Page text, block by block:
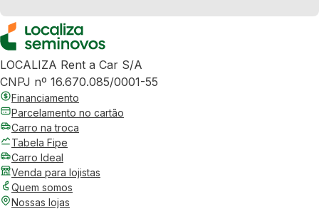
LOCALIZA Rent a Car S/A
CNPJ nº 16.670.085/0001-55
Financiamento
Parcelamento no cartão
Carro na troca
Tabela Fipe
Carro Ideal
Venda para lojistas
Quem somos
Nossas lojas